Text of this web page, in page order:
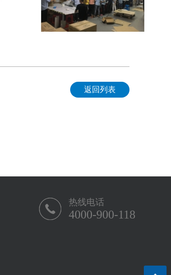
返回列表
热线电话
4000-900-118